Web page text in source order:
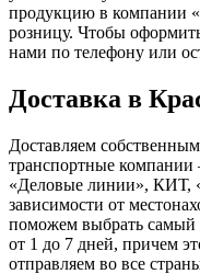
продукцию в компании
розницу. Чтобы
нами по телефону или
Доставка в
Доставляем
транспортные
«Деловые линии», КИТ,
зависимости от
поможем выбрать
от 1 до 7 дней, причем
отправляем во все